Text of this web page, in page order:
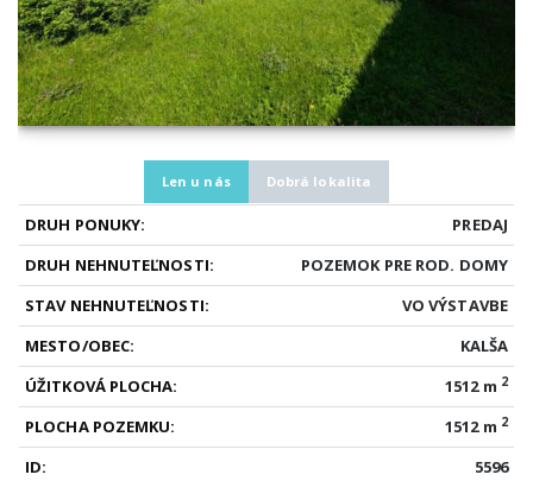
DRUH NEHNUTEĽNOSTI:
POZEMOK PRE ROD. DOMY
STAV NEHNUTEĽNOSTI:
VO VÝSTAVBE
MESTO/OBEC:
KALŠA
ÚŽITKOVÁ PLOCHA:
1512 m2
PLOCHA POZEMKU: 1512 m
ID: 5596